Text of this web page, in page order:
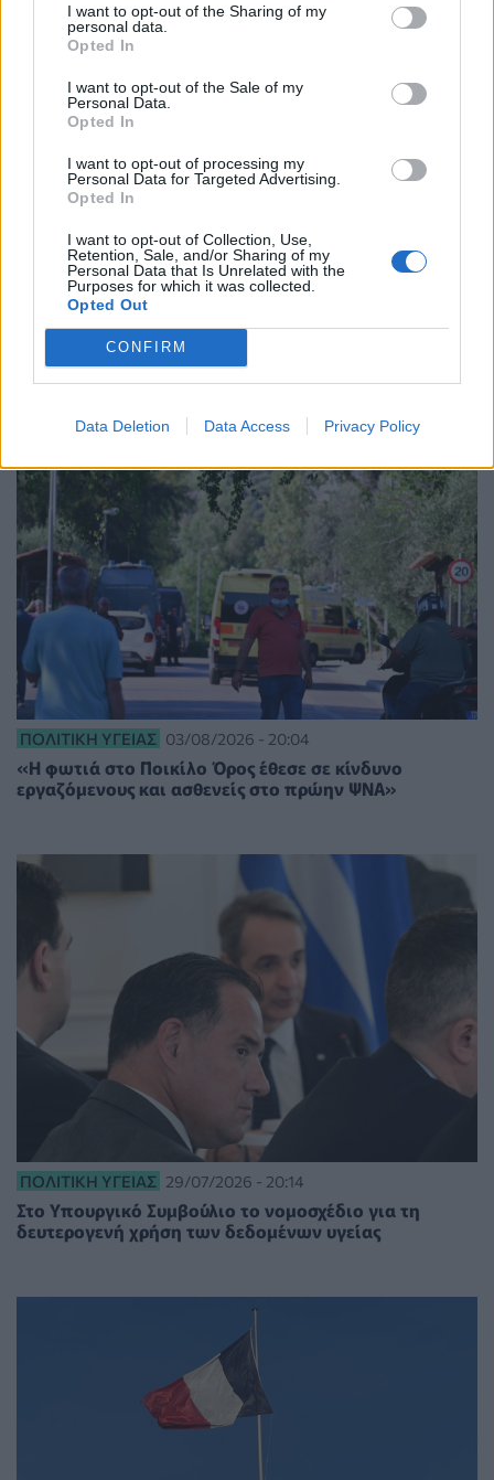
I want to opt-out of the Sharing of my
personal data.
Opted In
I want to opt-out of the Sale of my
Personal Data.
Opted In
I want to opt-out of processing my
Personal Data for Targeted Advertising.
Opted In
I want to opt-out of Collection, Use,
Retention, Sale, and/or Sharing of my
Personal Data that Is Unrelated with the
Purposes for which it was collected.
Opted Out
CONFIRM
Data Deletion Data Access Privacy Policy
HEALTH TALK 06/08/2026 - 17:34
Διαβητική αμφιβληστροειδοπάθεια: «Σιωπηλός»
κίνδυνος για την όραση των ασθενών
ΠΟΛΙΤΙΚΉ ΥΓΕΊΑΣ 03/08/2026 - 20:04
«Η φωτιά στο Ποικίλο Όρος έθεσε σε κίνδυνο
εργαζόμενους και ασθενείς στο πρώην ΨΝΑ»
ΠΟΛΙΤΙΚΉ ΥΓΕΊΑΣ 29/07/2026 - 20:14
Στο Υπουργικό Συμβούλιο το νομοσχέδιο για τη
δευτερογενή χρήση των δεδομένων υγείας